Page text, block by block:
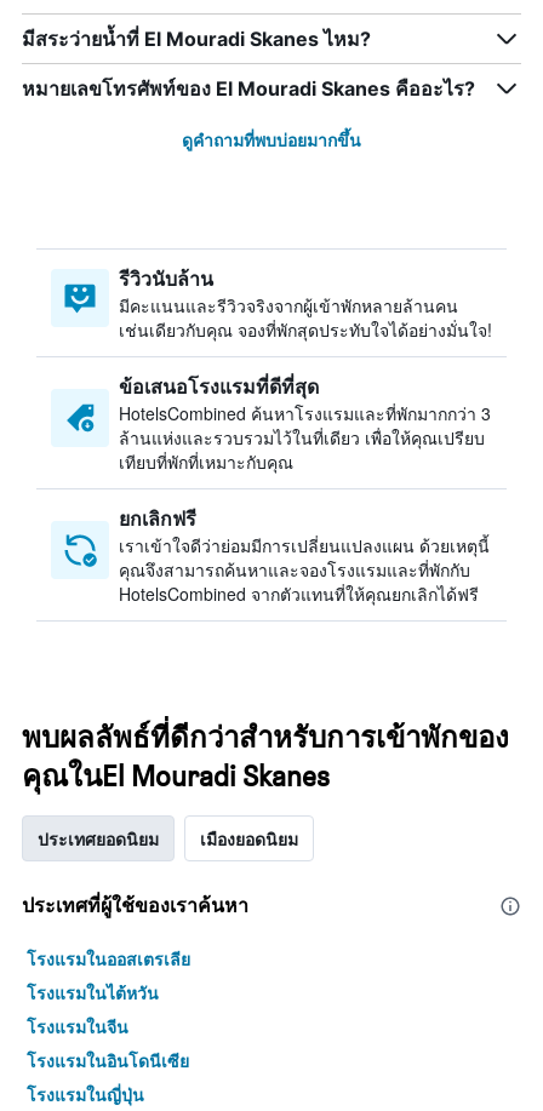
มีสระว่ายน้ำที่ El Mouradi Skanes ไหม?
หมายเลขโทรศัพท์ของ El Mouradi Skanes คืออะไร?
ดูคำถามที่พบบ่อยมากขึ้น
รีวิวนับล้าน
มีคะแนนและรีวิวจริงจากผู้เข้าพักหลายล้านคน
เช่นเดียวกับคุณ จองที่พักสุดประทับใจได้อย่างมั่นใจ!
ข้อเสนอโรงแรมที่ดีที่สุด
HotelsCombined ค้นหาโรงแรมและที่พักมากกว่า 3
ล้านแห่งและรวบรวมไว้ในที่เดียว เพื่อให้คุณเปรียบ
เทียบที่พักที่เหมาะกับคุณ
ยกเลิกฟรี
เราเข้าใจดีว่าย่อมมีการเปลี่ยนแปลงแผน ด้วยเหตุนี้
คุณจึงสามารถค้นหาและจองโรงแรมและที่พักกับ
HotelsCombined จากตัวแทนที่ให้คุณยกเลิกได้ฟรี
พบผลลัพธ์ที่ดีกว่าสำหรับการเข้าพักของ
คุณในEl Mouradi Skanes
ประเทศยอดนิยม เมืองยอดนิยม
ประเทศที่ผู้ใช้ของเราค้นหา
โรงแรมในออสเตรเลีย
โรงแรมในไต้หวัน
โรงแรมในจีน
โรงแรมในอินโดนีเซีย
โรงแรมในญี่ปุ่น